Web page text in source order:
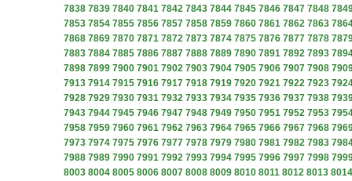
7838 7839 7840 7841 7842 7843 7844 7845 7846 7847 7848
7853 7854 7855 7856 7857 7858 7859 7860 7861 7862 7863
7868 7869 7870 7871 7872 7873 7874 7875 7876 7877 7878
7883 7884 7885 7886 7887 7888 7889 7890 7891 7892 7893
7898 7899 7900 7901 7902 7903 7904 7905 7906 7907 7908
7913 7914 7915 7916 7917 7918 7919 7920 7921 7922 7923
7928 7929 7930 7931 7932 7933 7934 7935 7936 7937 7938
7943 7944 7945 7946 7947 7948 7949 7950 7951 7952 7953
7958 7959 7960 7961 7962 7963 7964 7965 7966 7967 7968
7973 7974 7975 7976 7977 7978 7979 7980 7981 7982 7983
7988 7989 7990 7991 7992 7993 7994 7995 7996 7997 7998
8003 8004 8005 8006 8007 8008 8009 8010 8011 8012 8013 8014